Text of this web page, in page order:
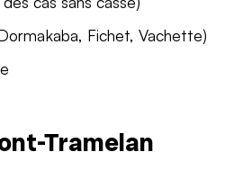
Fichet, Vachette)
Tramelan